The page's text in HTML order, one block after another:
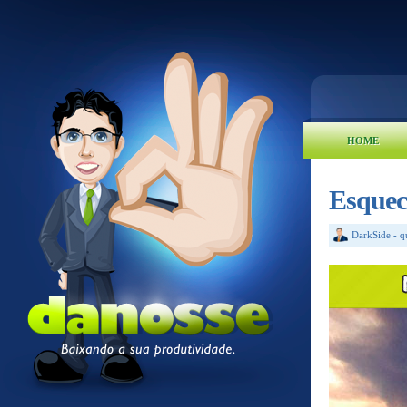
HOME
DarkSide -